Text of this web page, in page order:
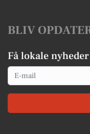
BLIV
Få lokale nyheder
Email